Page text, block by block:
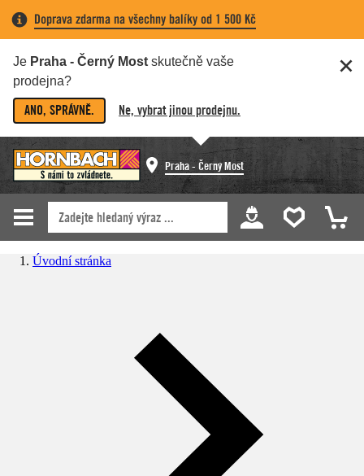
Doprava zdarma na všechny balíky od 1 500 Kč
Je Praha - Černý Most skutečně vaše
prodejna?
ANO, SPRÁVNĚ. Ne, vybrat jinou prodejnu.
Praha - Černý Most
Úvodní stránka